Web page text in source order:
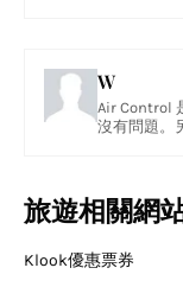
W
Air Control
沒有問題。
旅遊相關網
Klook優惠票券